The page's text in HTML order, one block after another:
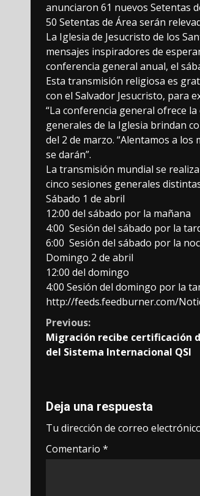
anunciaron 61 nuevos Setentas
50 Setentas de Área serán
La Iglesia de Jesucristo de los
mensajes inspiradores de
conferencia general anual, el
Esta transmisión religiosa es
con el Salvador Jesucristo, para
“La conferencia general ofrece
generales de la Iglesia brindan
del 2 de marzo. “Alentamos a
se darán”.
La transmisión mundial se
cinco sesiones generales
Sábado 1 de abril
12:00 del sábado por la mañana
4:00 Sesión del sábado por la
6:00 Sesión del sábado por la
Domingo 2 de abril
12:00 del domingo
4:00 Sesión del domingo por la
http://feeds.feedburner.com/
Continue
Reading
Previous:
Migración recibe certificación
del Sistema Internacional QSI
Deja una respuesta
Tu dirección de correo
Comentario *